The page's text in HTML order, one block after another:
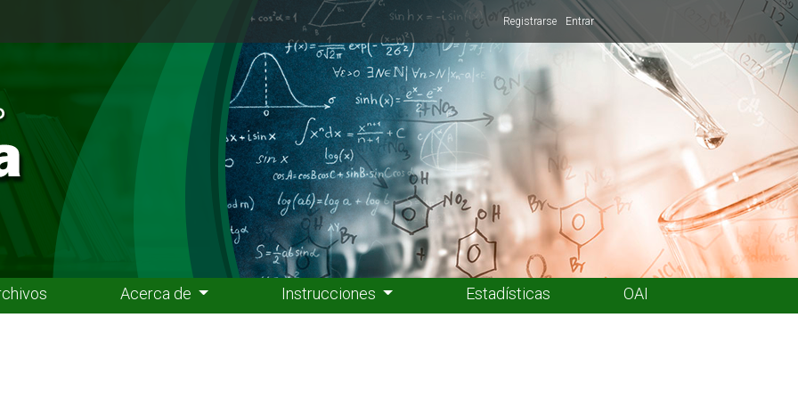
Registrarse Entrar
Acerca de Instrucciones Estadísticas OAI